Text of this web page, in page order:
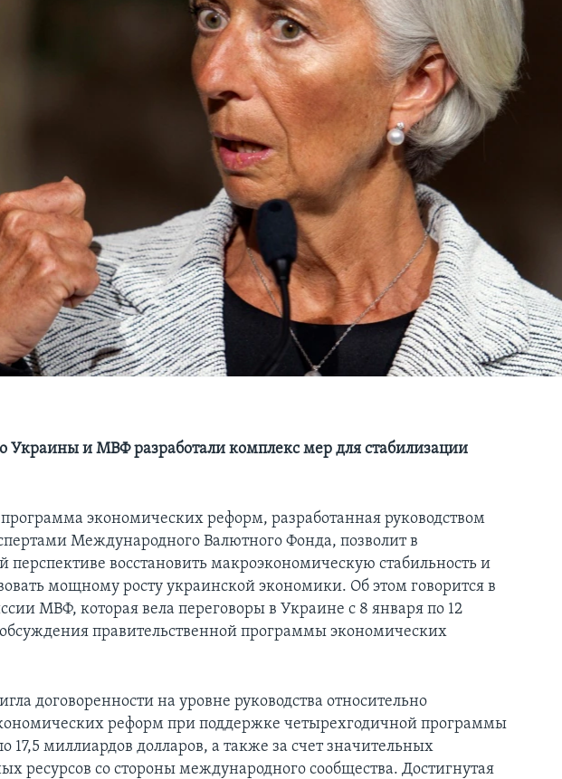
Украины и МВФ разработали комплекс мер для стабилизации
экономических реформ, разработанная руководством
Международного Валютного Фонда, позволит в
перспективе восстановить макроэкономическую стабильность и
мощному росту украинской экономики. Об этом говорится в
МВФ, которая вела переговоры в Украине с 8 января по 12
правительственной программы экономических
договоренности на уровне руководства относительно
реформ при поддержке четырехгодичной программы
17,5 миллиардов долларов, а также за счет значительных
ресурсов со стороны международного сообщества. Достигнутая